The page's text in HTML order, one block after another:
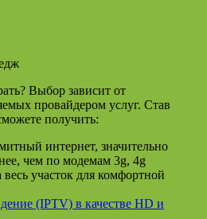
Выбор зависит от
провайдером услуг. Став
получить:
интернет, значительно
чем по модемам 3g, 4g
участок для комфортной
(IPTV) в качестве HD и